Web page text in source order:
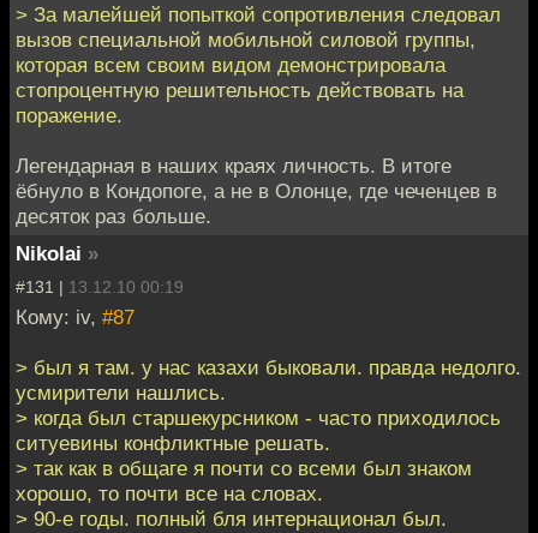
> За малейшей попыткой сопротивления следовал
вызов специальной мобильной силовой группы,
которая всем своим видом демонстрировала
стопроцентную решительность действовать на
поражение.
Легендарная в наших краях личность. В итоге
ёбнуло в Кондопоге, а не в Олонце, где чеченцев в
десяток раз больше.
Nikolai »
#131 | 13.12.10 00:19
Кому: iv, #87
> был я там. у нас казахи быковали. правда недолго.
усмирители нашлись.
> когда был старшекурсником - часто приходилось
ситуевины конфликтные решать.
> так как в общаге я почти со всеми был знаком
хорошо, то почти все на словах.
> 90-е годы. полный бля интернационал был.